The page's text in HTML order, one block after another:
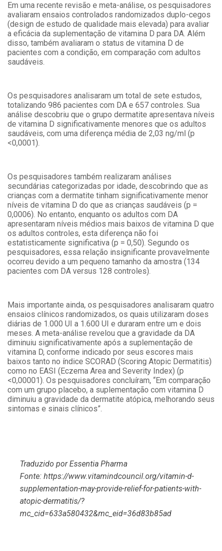
Em uma recente revisão e meta-análise, os pesquisadores
avaliaram ensaios controlados randomizados duplo-cegos
(design de estudo de qualidade mais elevada) para avaliar
a eficácia da suplementação de vitamina D para DA. Além
disso, também avaliaram o status de vitamina D de
pacientes com a condição, em comparação com adultos
saudáveis.
Os pesquisadores analisaram um total de sete estudos,
totalizando 986 pacientes com DA e 657 controles. Sua
análise descobriu que o grupo dermatite apresentava níveis
de vitamina D significativamente menores que os adultos
saudáveis, com uma diferença média de 2,03 ng/ml (p
<0,0001).
Os pesquisadores também realizaram análises
secundárias categorizadas por idade, descobrindo que as
crianças com a dermatite tinham significativamente menor
níveis de vitamina D do que as crianças saudáveis (p =
0,0006). No entanto, enquanto os adultos com DA
apresentaram níveis médios mais baixos de vitamina D que
os adultos controles, esta diferença não foi
estatisticamente significativa (p = 0,50). Segundo os
pesquisadores, essa relação insignificante provavelmente
ocorreu devido a um pequeno tamanho da amostra (134
pacientes com DA versus 128 controles).
Mais importante ainda, os pesquisadores analisaram quatro
ensaios clínicos randomizados, os quais utilizaram doses
diárias de 1.000 UI a 1.600 UI e duraram entre um e dois
meses. A meta-análise revelou que a gravidade da DA
diminuiu significativamente após a suplementação de
vitamina D, conforme indicado por seus escores mais
baixos tanto no índice SCORAD (Scoring Atopic Dermatitis)
como no EASI (Eczema Area and Severity Index) (p
<0,00001). Os pesquisadores concluíram, “Em comparação
com um grupo placebo, a suplementação com vitamina D
diminuiu a gravidade da dermatite atópica, melhorando seus
sintomas e sinais clínicos”.
Traduzido por Essentia Pharma
Fonte: https://www.vitamindcouncil.org/vitamin-d-
supplementation-may-provide-relief-for-patients-with-
atopic-dermatitis/?
mc_cid=633a580432&mc_eid=36d83b85ad